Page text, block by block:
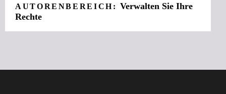
AUTORENBEREICH:Verwalten Sie Ihre
Rechte